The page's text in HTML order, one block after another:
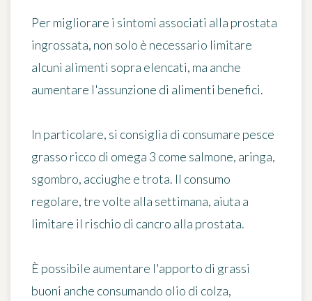
Per migliorare i sintomi associati alla prostata
ingrossata, non solo è necessario limitare
alcuni alimenti sopra elencati, ma anche
aumentare l'assunzione di alimenti benefici.
In particolare, si consiglia di consumare pesce
grasso ricco di omega 3 come salmone, aringa,
sgombro, acciughe e trota. Il consumo
regolare, tre volte alla settimana, aiuta a
limitare il rischio di cancro alla prostata.
È possibile aumentare l'apporto di grassi
buoni anche consumando olio di colza,